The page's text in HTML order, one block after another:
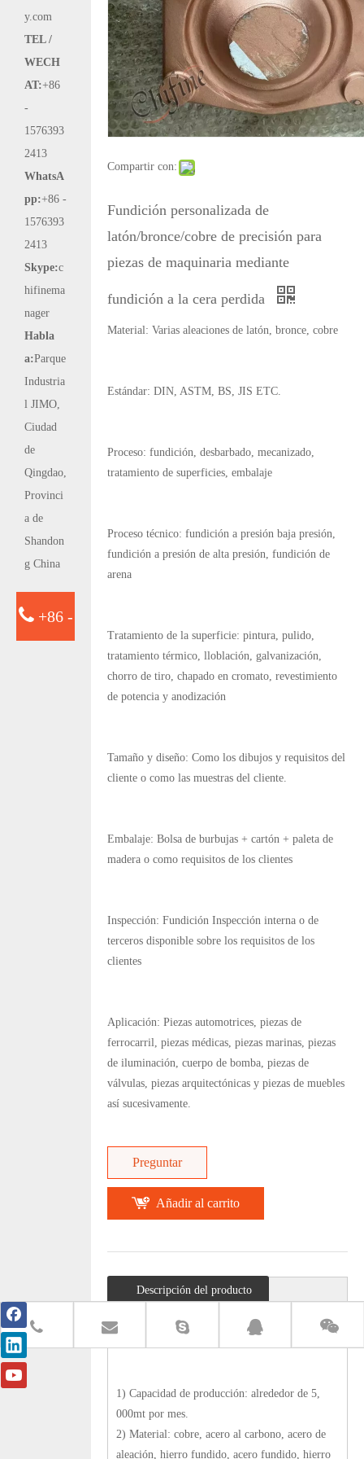
y.com
TEL /
WECH
AT:+86
-
1576393
2413
WhatsA
pp:+86 -
1576393
2413
Skype:c
hifinema
nager
Habla
a:Parque
Industria
l JIMO,
Ciudad
de
Qingdao,
Provinci
a de
Shandon
g China
+86 -
Compartir con:
Fundición personalizada de
latón/bronce/cobre de precisión para
piezas de maquinaria mediante
fundición a la cera perdida
Material: Varias aleaciones de latón, bronce, cobre
Estándar: DIN, ASTM, BS, JIS ETC.
Proceso: fundición, desbarbado, mecanizado,
tratamiento de superficies, embalaje
Proceso técnico: fundición a presión baja presión,
fundición a presión de alta presión, fundición de
arena
Tratamiento de la superficie: pintura, pulido,
tratamiento térmico, lloblación, galvanización,
chorro de tiro, chapado en cromato, revestimiento
de potencia y anodización
Tamaño y diseño: Como los dibujos y requisitos del
cliente o como las muestras del cliente.
Embalaje: Bolsa de burbujas + cartón + paleta de
madera o como requisitos de los clientes
Inspección: Fundición Inspección interna o de
terceros disponible sobre los requisitos de los
clientes
Aplicación: Piezas automotrices, piezas de
ferrocarril, piezas médicas, piezas marinas, piezas
de iluminación, cuerpo de bomba, piezas de
válvulas, piezas arquitectónicas y piezas de muebles
así sucesivamente.
Preguntar
Añadir al carrito
Descripción del producto
Detalles:
1) Capacidad de producción: alrededor de 5,
000mt por mes.
2) Material: cobre, acero al carbono, acero de
aleación, hierro fundido, acero fundido, hierro